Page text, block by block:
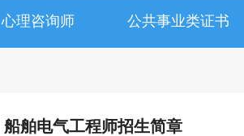
心理咨询师 公共事业类证书
船舶电气工程师招生简章